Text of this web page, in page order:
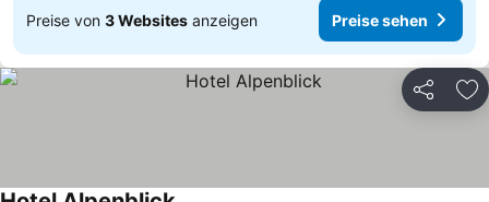
Preise von 3 Websites anzeigen Preise sehen
Teilen